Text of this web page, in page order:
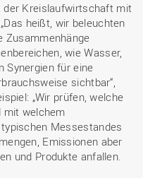
der Kreislaufwirtschaft mit
heißt, wir beleuchten
Zusammenhänge
wie Wasser,
Synergien für eine
sichtbar“,
„Wir prüfen, welche
mit welchem
Messestandes
Emissionen aber
und Produkte anfallen.